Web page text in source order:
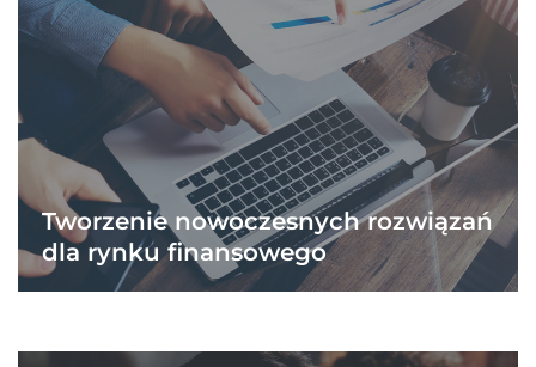
Tworzenie nowoczesnych rozwiązań
dla rynku finansowego